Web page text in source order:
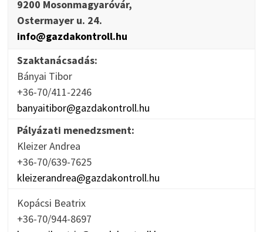
9200 Mosonmagyaróvár,
Ostermayer u. 24.
info@gazdakontroll.hu
Szaktanácsadás:
Bányai Tibor
+36-70/411-2246
banyaitibor@gazdakontroll.hu
Pályázati menedzsment:
Kleizer Andrea
+36-70/639-7625
kleizerandrea@gazdakontroll.hu
Kopácsi Beatrix
+36-70/944-8697